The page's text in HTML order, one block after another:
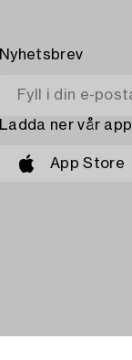
Nyhetsbrev
Ladda ner vår app
App Store